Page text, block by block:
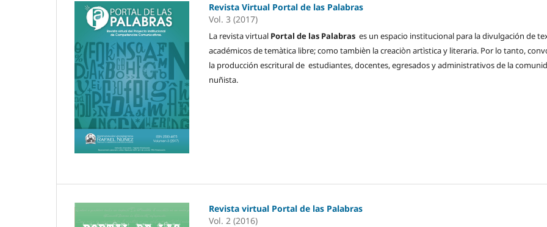
Revista Virtual Portal de las Palabras
Vol. 3 (2017)
La revista virtual Portal de las Palabras es un espacio institucional para la divulgación de
académicos de temàtica libre; como tambièn la creaciòn artìstica y literaria. Por lo tanto,
la producción escritural de estudiantes, docentes, egresados y administrativos de la
nuñista.
Revista virtual Portal de las Palabras
Vol. 2 (2016)